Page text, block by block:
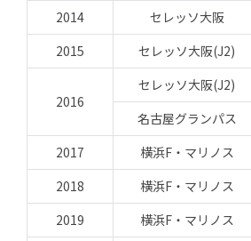
2014
セレッソ大阪
2015
セレッソ大阪(J2)
2016
セレッソ大阪(J2)
名古屋グランパス
2017
横浜F・マリノス
2018
横浜F・マリノス
2019
横浜F・マリノス